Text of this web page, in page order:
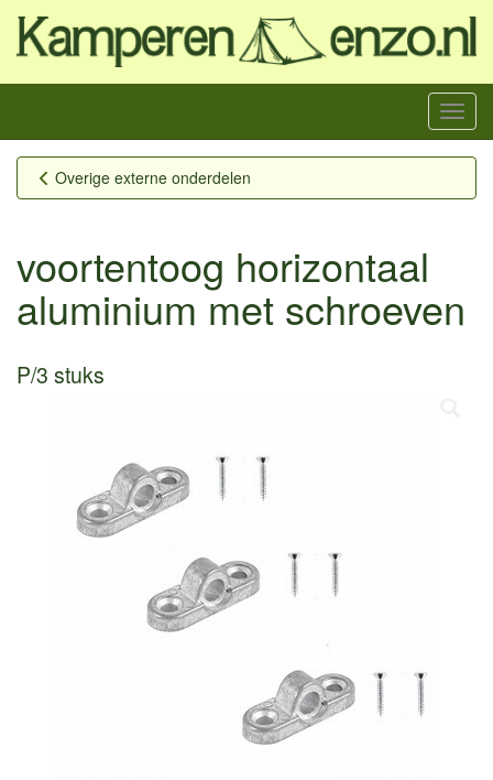
Menu
Overige externe onderdelen
voortentoog horizontaal
aluminium met schroeven
P/3 stuks